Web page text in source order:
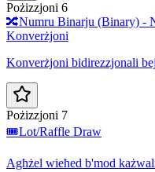
Pożizzjoni 6
🔀Numru Binarju (Binary) -
Konverżjoni
Konverżjoni bidirezzjonali
Pożizzjoni 7
🎟️Lot/Raffle Draw
Agħżel wieħed b'mod